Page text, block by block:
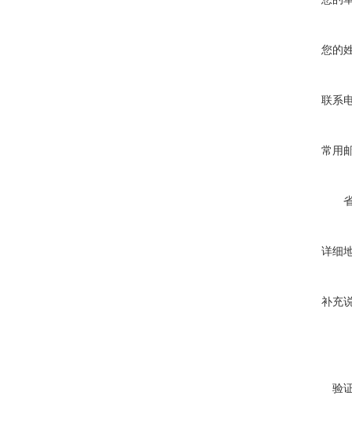
您的
联系
常用
详细
补充
验